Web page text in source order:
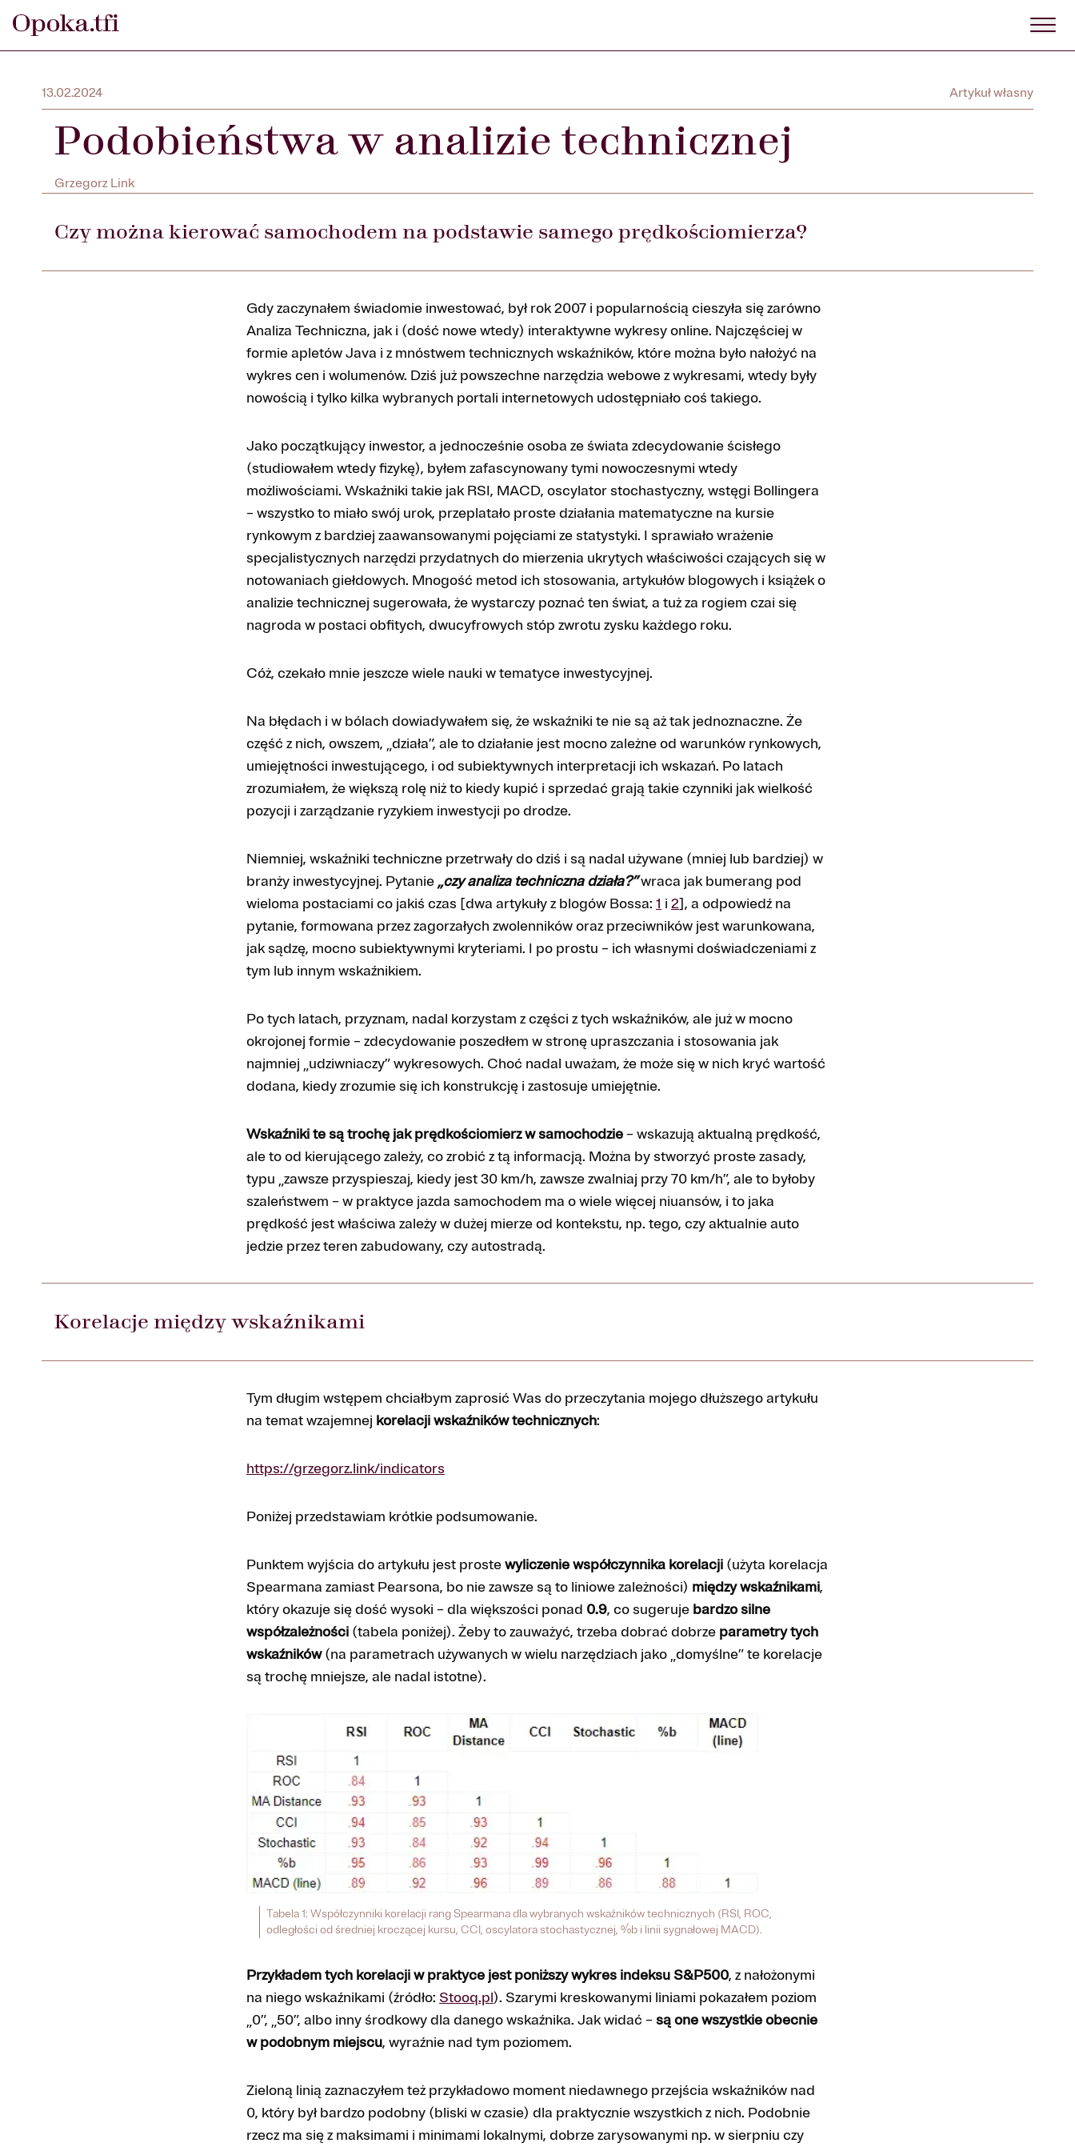
13.02.2024 Artykuł własny
Podobieństwa w analizie technicznej
Grzegorz Link
Czy można kierować samochodem na podstawie samego prędkościomierza?
Gdy zaczynałem świadomie inwestować, był rok 2007 i popularnością cieszyła się zarówno
Analiza Techniczna, jak i (dość nowe wtedy) interaktywne wykresy online. Najczęściej w
formie apletów Java i z mnóstwem technicznych wskaźników, które można było nałożyć na
wykres cen i wolumenów. Dziś już powszechne narzędzia webowe z wykresami, wtedy były
nowością i tylko kilka wybranych portali internetowych udostępniało coś takiego.
Jako początkujący inwestor, a jednocześnie osoba ze świata zdecydowanie ścisłego
(studiowałem wtedy fizykę), byłem zafascynowany tymi nowoczesnymi wtedy
możliwościami. Wskaźniki takie jak RSI, MACD, oscylator stochastyczny, wstęgi Bollingera
– wszystko to miało swój urok, przeplatało proste działania matematyczne na kursie
rynkowym z bardziej zaawansowanymi pojęciami ze statystyki. I sprawiało wrażenie
specjalistycznych narzędzi przydatnych do mierzenia ukrytych właściwości czających się w
notowaniach giełdowych. Mnogość metod ich stosowania, artykułów blogowych i książek o
analizie technicznej sugerowała, że wystarczy poznać ten świat, a tuż za rogiem czai się
nagroda w postaci obfitych, dwucyfrowych stóp zwrotu zysku każdego roku.
Cóż, czekało mnie jeszcze wiele nauki w tematyce inwestycyjnej.
Na błędach i w bólach dowiadywałem się, że wskaźniki te nie są aż tak jednoznaczne. Że
część z nich, owszem, „działa”, ale to działanie jest mocno zależne od warunków rynkowych,
umiejętności inwestującego, i od subiektywnych interpretacji ich wskazań. Po latach
zrozumiałem, że większą rolę niż to kiedy kupić i sprzedać grają takie czynniki jak wielkość
pozycji i zarządzanie ryzykiem inwestycji po drodze.
Niemniej, wskaźniki techniczne przetrwały do dziś i są nadal używane (mniej lub bardziej) w
branży inwestycyjnej. Pytanie „czy analiza techniczna działa?”wraca jak bumerang pod
wieloma postaciami co jakiś czas [dwa artykuły z blogów Bossa: 1 i 2], a odpowiedź na
pytanie, formowana przez zagorzałych zwolenników oraz przeciwników jest warunkowana,
jak sądzę, mocno subiektywnymi kryteriami. I po prostu – ich własnymi doświadczeniami z
tym lub innym wskaźnikiem.
Po tych latach, przyznam, nadal korzystam z części z tych wskaźników, ale już w mocno
okrojonej formie – zdecydowanie poszedłem w stronę upraszczania i stosowania jak
najmniej „udziwniaczy” wykresowych. Choć nadal uważam, że może się w nich kryć wartość
dodana, kiedy zrozumie się ich konstrukcję i zastosuje umiejętnie.
Wskaźniki te są trochę jak prędkościomierz w samochodzie – wskazują aktualną prędkość,
ale to od kierującego zależy, co zrobić z tą informacją. Można by stworzyć proste zasady,
typu „zawsze przyspieszaj, kiedy jest 30 km/h, zawsze zwalniaj przy 70 km/h”, ale to byłoby
szaleństwem – w praktyce jazda samochodem ma o wiele więcej niuansów, i to jaka
prędkość jest właściwa zależy w dużej mierze od kontekstu, np. tego, czy aktualnie auto
jedzie przez teren zabudowany, czy autostradą.
Korelacje między wskaźnikami
Tym długim wstępem chciałbym zaprosić Was do przeczytania mojego dłuższego artykułu
na temat wzajemnej korelacji wskaźników technicznych:
https://grzegorz.link/indicators
Poniżej przedstawiam krótkie podsumowanie.
Punktem wyjścia do artykułu jest prostewyliczenie współczynnika korelacji (użyta korelacja
Spearmana zamiast Pearsona, bo nie zawsze są to liniowe zależności) między wskaźnikami,
który okazuje się dość wysoki – dla większości ponad 0.9, co sugeruje bardzo silne
współzależności (tabela poniżej). Żeby to zauważyć, trzeba dobrać dobrze parametry tych
wskaźników(na parametrach używanych w wielu narzędziach jako „domyślne” te korelacje
są trochę mniejsze, ale nadal istotne).
Tabela 1: Współczynniki korelacji rang Spearmana dla wybranych wskaźników technicznych (RSI, ROC,
odległości od średniej kroczącej kursu, CCI, oscylatora stochastycznej, %b i linii sygnałowej MACD).
Przykładem tych korelacji w praktyce jest poniższy wykres indeksu S&P500, z nałożonymi
na niego wskaźnikami (źródło: Stooq.pl). Szarymi kreskowanymi liniami pokazałem poziom
„0”, „50”, albo inny środkowy dla danego wskaźnika. Jak widać – są one wszystkie obecnie
w podobnym miejscu, wyraźnie nad tym poziomem.
Zieloną linią zaznaczyłem też przykładowo moment niedawnego przejścia wskaźników nad
0, który był bardzo podobny (bliski w czasie) dla praktycznie wszystkich z nich. Podobnie
rzecz ma się z maksimami i minimami lokalnymi, dobrze zarysowanymi np. w sierpniu czy